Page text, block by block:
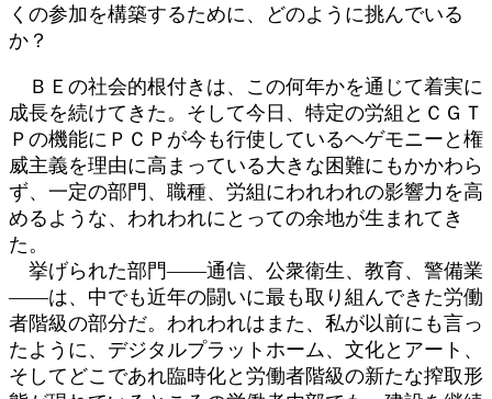
くの参加を構築するために、どのように挑んでいる
か？
ＢＥの社会的根付きは、この何年かを通じて着実に
成長を続けてきた。そして今日、特定の労組とＣＧＴ
Ｐの機能にＰＣＰが今も行使しているヘゲモニーと権
威主義を理由に高まっている大きな困難にもかかわら
ず、一定の部門、職種、労組にわれわれの影響力を高
めるような、われわれにとっての余地が生まれてき
た。
挙げられた部門――通信、公衆衛生、教育、警備業
――は、中でも近年の闘いに最も取り組んできた労働
者階級の部分だ。われわれはまた、私が以前にも言っ
たように、デジタルプラットホーム、文化とアート、
そしてどこであれ臨時化と労働者階級の新たな搾取形